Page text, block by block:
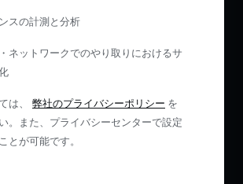
スの計測と分析
ネットワークでのやり取りにおけるサ
は、 弊社のプライバシーポリシー を
。また、プライバシーセンターで設定
とが可能です。